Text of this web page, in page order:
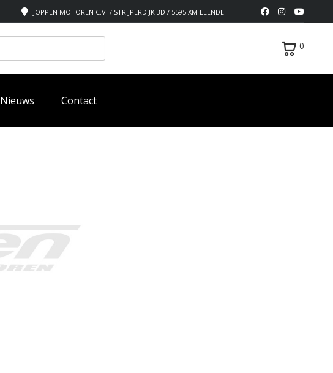
JOPPEN MOTOREN C.V. / STRIJPERDIJK 3D / 5595 XM LEENDE
0
Nieuws Contact